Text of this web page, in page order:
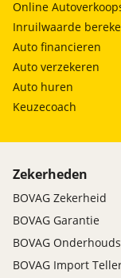
Online
Inruilwaarde
Auto financieren
Auto verzekeren
Auto huren
Keuzecoach
Zekerheden
BOVAG Zekerheid
BOVAG Garantie
BOVAG
BOVAG Import